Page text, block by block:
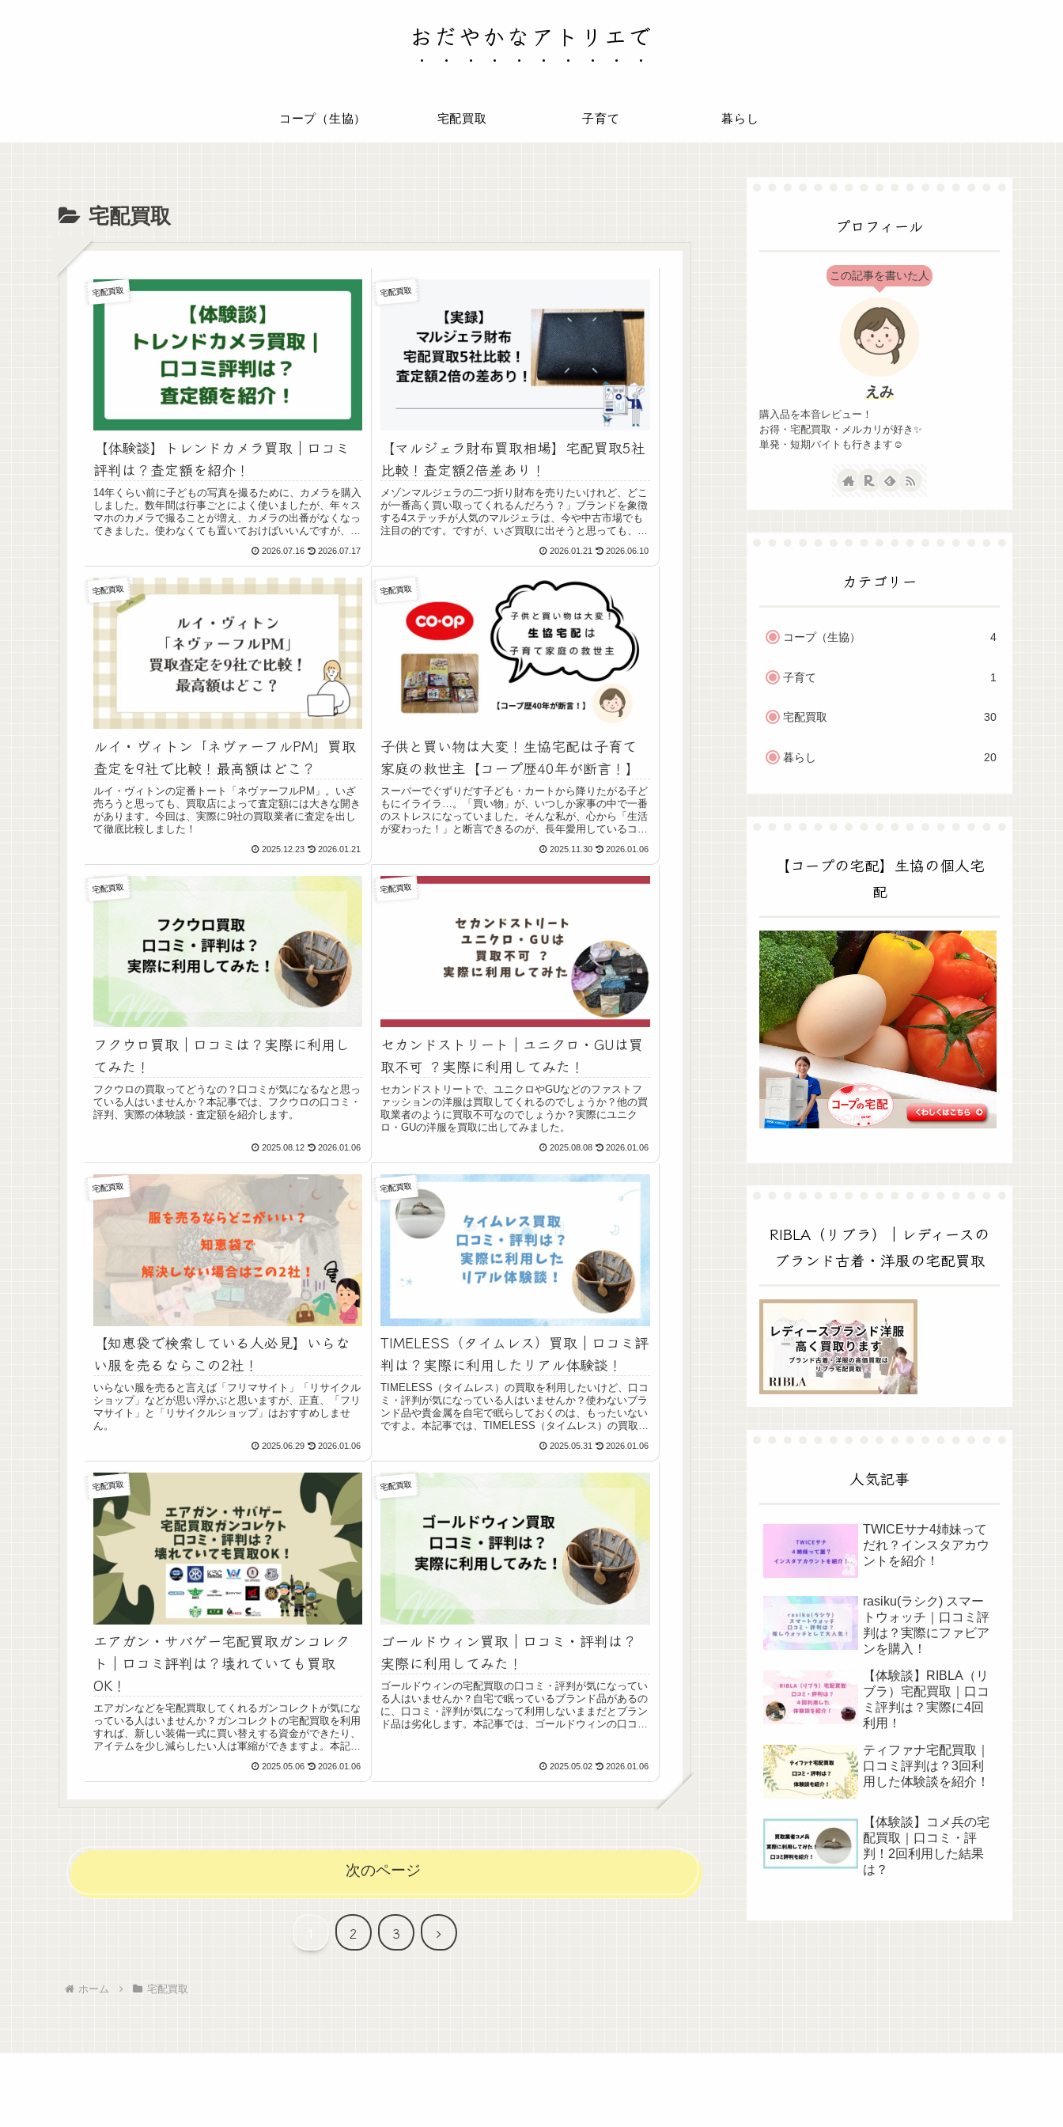
おだやかなアトリエで
コープ（生協） 宅配買取 子育て 暮らし
宅配買取
宅配買取
【体験談】トレンドカメラ買取｜口コミ
評判は？査定額を紹介！
14年くらい前に子どもの写真を撮るために、カメラを購入
しました。数年間は行事ごとによく使いましたが、年々ス
マホのカメラで撮ることが増え、カメラの出番がなくなっ
てきました。使わなくても置いておけばいいんですが、断
した。まずはまだ価値があるのか？買取に出せばいくらに
なるのか？気になったので、トレンドカメラの買取を利用
しました。本記事では、10年以上前に購入したカメラをト
レンドカメラの宅配買取を利用した体験談を紹介します。
2026.07.16 2026.07.17
宅配買取
【マルジェラ財布買取相場】宅配買取5社
比較！査定額2倍差あり！
メゾンマルジェラの二つ折り財布を売りたいけれど、どこ
が一番高く買い取ってくれるんだろう？」ブランドを象徴
する4ステッチが人気のマルジェラは、今や中古市場でも
注目の的です。ですが、いざ買取に出そうと思っても、買
回、私は実際にメゾンマルジェラの二つ折り財布を、人気
の宅配買取5社へ査定に出しました。結果から言うと、最
高値と最安値では15,000円もの差がつきました。リブラ：
30,000円（キャンペーン適用）ティファナ：15,000円マル
ジェラを売る前に絶対に知っておきたい、リアルな買取相
場の真実をすべてお見せします。
2026.01.21 2026.06.10
宅配買取
ルイ・ヴィトン「ネヴァーフルPM」買取
査定を9社で比較！最高額はどこ？
ルイ・ヴィトンの定番トート「ネヴァーフルPM」。いざ
売ろうと思っても、買取店によって査定額には大きな開き
があります。今回は、実際に9社の買取業者に査定を出し
て徹底比較しました！
2025.12.23 2026.01.21
宅配買取
子供と買い物は大変！生協宅配は子育て
家庭の救世主【コープ歴40年が断言！】
スーパーでぐずりだす子ども・カートから降りたがる子ど
もにイライラ…。「買い物」が、いつしか家事の中で一番
のストレスになっていました。そんな私が、心から「生活
が変わった！」と断言できるのが、長年愛用しているコー
我が家はなんと40年以上のコープ歴！本記事では、生協の
宅配がなぜ子育て家庭の「救世主」なのか、そのメリット
を正直に紹介します。
2025.11.30 2026.01.06
宅配買取
フクウロ買取｜口コミは？実際に利用し
てみた！
フクウロの買取ってどうなの？口コミが気になるなと思っ
ている人はいませんか？本記事では、フクウロの口コミ・
評判、実際の体験談・査定額を紹介します。
2025.08.12 2026.01.06
宅配買取
セカンドストリート｜ユニクロ・GUは買
取不可 ？実際に利用してみた！
セカンドストリートで、ユニクロやGUなどのファストフ
ァッションの洋服は買取してくれるのでしょうか？他の買
取業者のように買取不可なのでしょうか？実際にユニク
ロ・GUの洋服を買取に出してみました。
2025.08.08 2026.01.06
宅配買取
【知恵袋で検索している人必見】いらな
い服を売るならこの2社！
いらない服を売ると言えば「フリマサイト」「リサイクル
ショップ」などが思い浮かぶと思いますが、正直、「フリ
マサイト」と「リサイクルショップ」はおすすめしませ
ん。
2025.06.29 2026.01.06
宅配買取
TIMELESS（タイムレス）買取｜口コミ評
判は？実際に利用したリアル体験談！
TIMELESS（タイムレス）の買取を利用したいけど、口コ
ミ・評判が気になっている人はいませんか？使わないブラ
ンド品や貴金属を自宅で眠らしておくのは、もったいない
ですよ。本記事では、TIMELESS（タイムレス）の買取の
2025.05.31 2026.01.06
宅配買取
エアガン・サバゲー宅配買取ガンコレク
ト｜口コミ評判は？壊れていても買取
OK！
エアガンなどを宅配買取してくれるガンコレクトが気にな
っている人はいませんか？ガンコレクトの宅配買取を利用
すれば、新しい装備一式に買い替えする資金ができたり、
アイテムを少し減らしたい人は軍縮ができますよ。本記事
す。また、おすすめポイントなども調べたので利用する際
の参考になれば幸いです。
2025.05.06 2026.01.06
宅配買取
ゴールドウィン買取｜口コミ・評判は？
実際に利用してみた！
ゴールドウィンの宅配買取の口コミ・評判が気になってい
る人はいませんか？自宅で眠っているブランド品があるの
に、口コミ・評判が気になって利用しないままだとブラン
ド品は劣化します。本記事では、ゴールドウィンの口コ
2025.05.02 2026.01.06
次のページ
2 3
次
ホーム 宅配買取
プロフィール
この記事を書いた人
えみ
購入品を本音レビュー！
お得・宅配買取・メルカリが好き✨
単発・短期バイトも行きます☺
カテゴリー
コープ（生協） 4
子育て 1
宅配買取 30
暮らし 20
【コープの宅配】生協の個人宅
配
RIBLA（リブラ）｜レディースの
ブランド古着・洋服の宅配買取
人気記事
TWICEサナ4姉妹って
だれ？インスタアカウ
ントを紹介！
rasiku(ラシク) スマー
トウォッチ｜口コミ評
判は？実際にファビア
ンを購入！
【体験談】RIBLA（リ
ブラ）宅配買取｜口コ
ミ評判は？実際に4回
利用！
ティファナ宅配買取｜
口コミ評判は？3回利
用した体験談を紹介！
【体験談】コメ兵の宅
配買取｜口コミ・評
判！2回利用した結果
は？